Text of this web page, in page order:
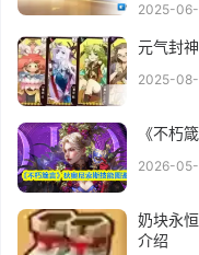
2025-
元气封
2025-08-
《不朽
2026-
奶块永
介绍